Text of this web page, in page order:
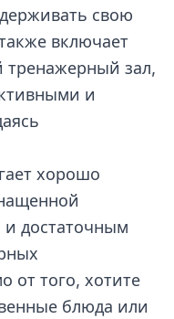
свою
включает
тренажерный зал,
и
хорошо
достаточным
от того, хотите
блюда или